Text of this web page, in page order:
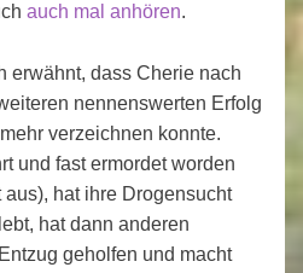
auch mal anhören.
erwähnt, dass Cherie nach
nennenswerten Erfolg
verzeichnen konnte.
und fast ermordet worden
hat ihre Drogensucht
hat dann anderen
geholfen und macht